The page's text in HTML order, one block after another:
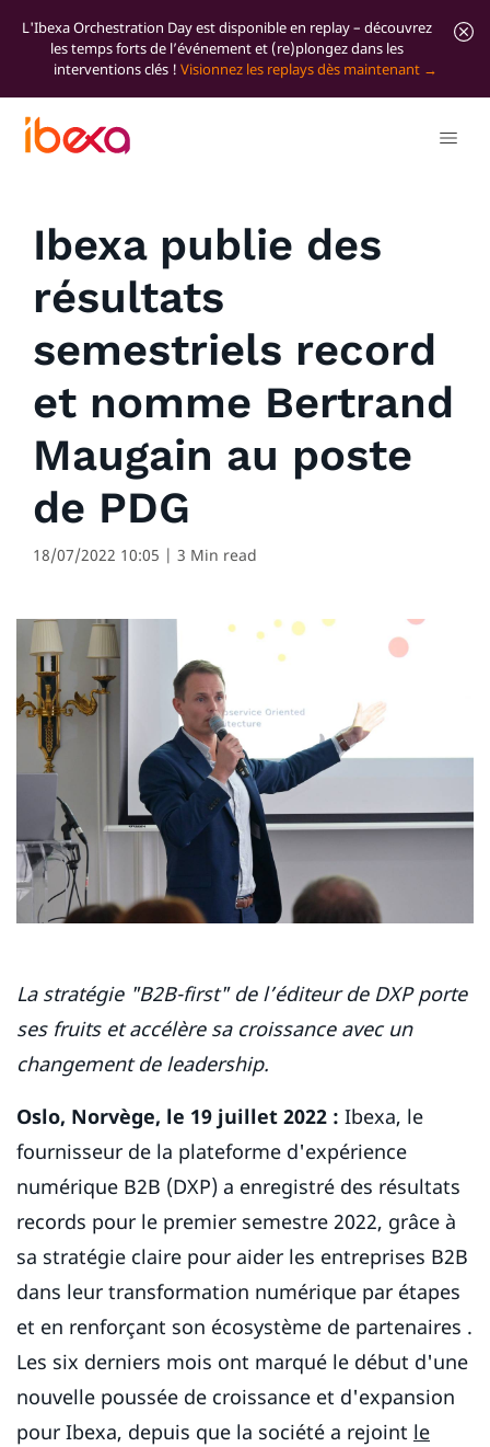
L'Ibexa Orchestration Day est disponible en replay – découvrez
les temps forts de l’événement et (re)plongez dans les
interventions clés ! Visionnez les replays dès maintenant
Tous les articles de blog
Ibexa publie des
résultats
semestriels record
et nomme Bertrand
Maugain au poste
de PDG
18/07/2022 10:05 | 3 Min read
La stratégie "B2B-first" de l’éditeur de DXP porte
ses fruits et accélère sa croissance avec un
changement de leadership.
Oslo, Norvège, le 19 juillet 2022 : Ibexa, le
fournisseur de la plateforme d'expérience
numérique B2B (DXP) a enregistré des résultats
records pour le premier semestre 2022, grâce à
sa stratégie claire pour aider les entreprises B2B
dans leur transformation numérique par étapes
et en renforçant son écosystème de partenaires .
Les six derniers mois ont marqué le début d'une
nouvelle poussée de croissance et d'expansion
pour Ibexa, depuis que la société a rejoint le